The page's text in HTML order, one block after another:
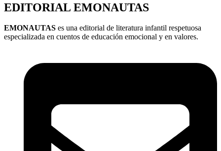
EDITORIAL EMONAUTAS
EMONAUTAS es una editorial de literatura infantil respetuosa
especializada en cuentos de educación emocional y en valores.